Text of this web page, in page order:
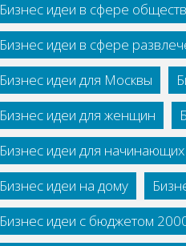
Бизнес идеи в сфере
Бизнес идеи в сфере
Бизнес идеи для Москвы
Бизнес идеи для женщин
Бизнес идеи для начинающих
Бизнес идеи на дому
Бизнес идеи с бюджетом